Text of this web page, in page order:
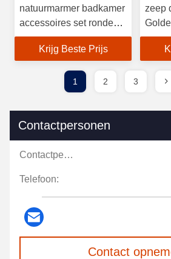
natuurmarmer badkamer
accessoires set ronde
vorm met zwarte pomp
marmeren zeep
Krijg Beste Prijs
zeep
1 2 3
Contactpersonen
Contactpersonen:
Telefoon:
Contact